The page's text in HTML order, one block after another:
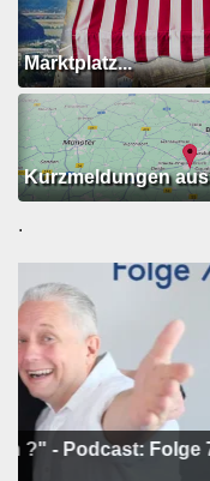
Marktplatz...
Kurzmeldungen
.
Folge 7